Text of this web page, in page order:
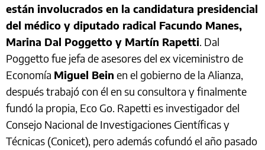
están involucrados en la candidatura presidencial
del médico y diputado radical Facundo Manes,
Marina Dal Poggetto y Martín Rapetti. Dal
Poggetto fue jefa de asesores del ex viceministro de
Economía Miguel Bein en el gobierno de la Alianza,
después trabajó con él en su consultora y finalmente
fundó la propia, Eco Go. Rapetti es investigador del
Consejo Nacional de Investigaciones Científicas y
Técnicas (Conicet), pero además cofundó el año pasado